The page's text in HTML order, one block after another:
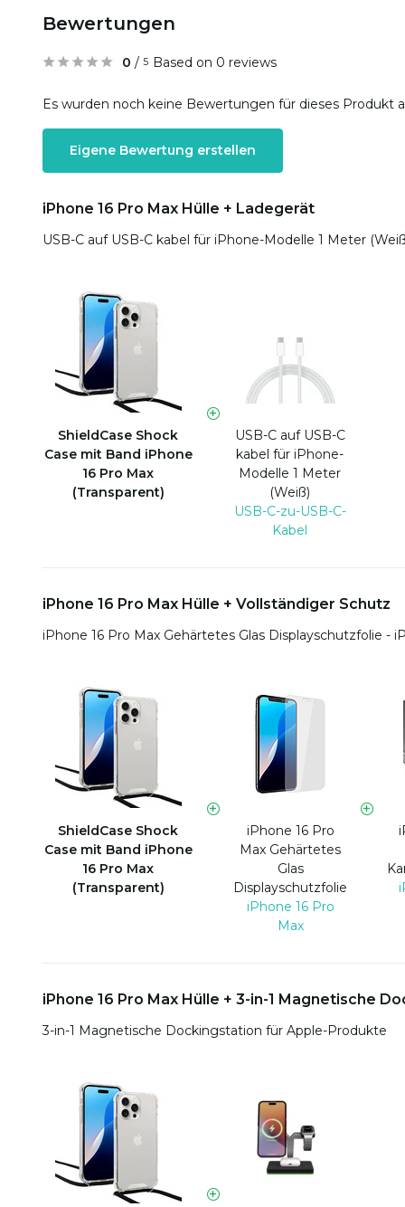
Bewertungen
0 / 5 Based on 0 reviews
Es wurden noch keine Bewertungen für dieses Produkt
Eigene Bewertung erstellen
iPhone 16 Pro Max Hülle + Ladegerät
USB-C auf USB-C kabel für iPhone-Modelle 1 Meter
ShieldCase Shock
Case mit Band iPhone
16 Pro Max
(Transparent)
USB-C auf USB-C
kabel für iPhone-
Modelle 1 Meter
(Weiß)
USB-C-zu-USB-C-
Kabel
iPhone 16 Pro Max Hülle + Vollständiger Schutz
iPhone 16 Pro Max Gehärtetes Glas Displayschutzfolie -
ShieldCase Shock
Case mit Band iPhone
16 Pro Max
(Transparent)
iPhone 16 Pro
Max Gehärtetes
Glas
Displayschutzfolie
iPhone 16 Pro
Max
iPhone 16 Pro Max Hülle + 3-in-1 Magnetische
3-in-1 Magnetische Dockingstation für Apple-Produkte